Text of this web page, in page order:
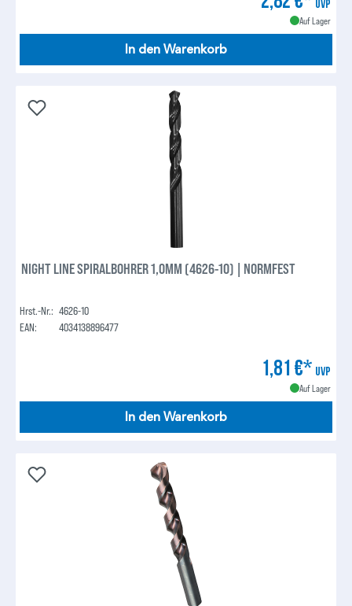
UVP
Auf Lager
In den Warenkorb
NIGHT LINE SPIRALBOHRER 1,0MM (4626-10) | NORMFEST
Hrst.-Nr.: 4626-10
EAN:
4034138896477
1,81 €* UVP
Auf Lager
In den Warenkorb